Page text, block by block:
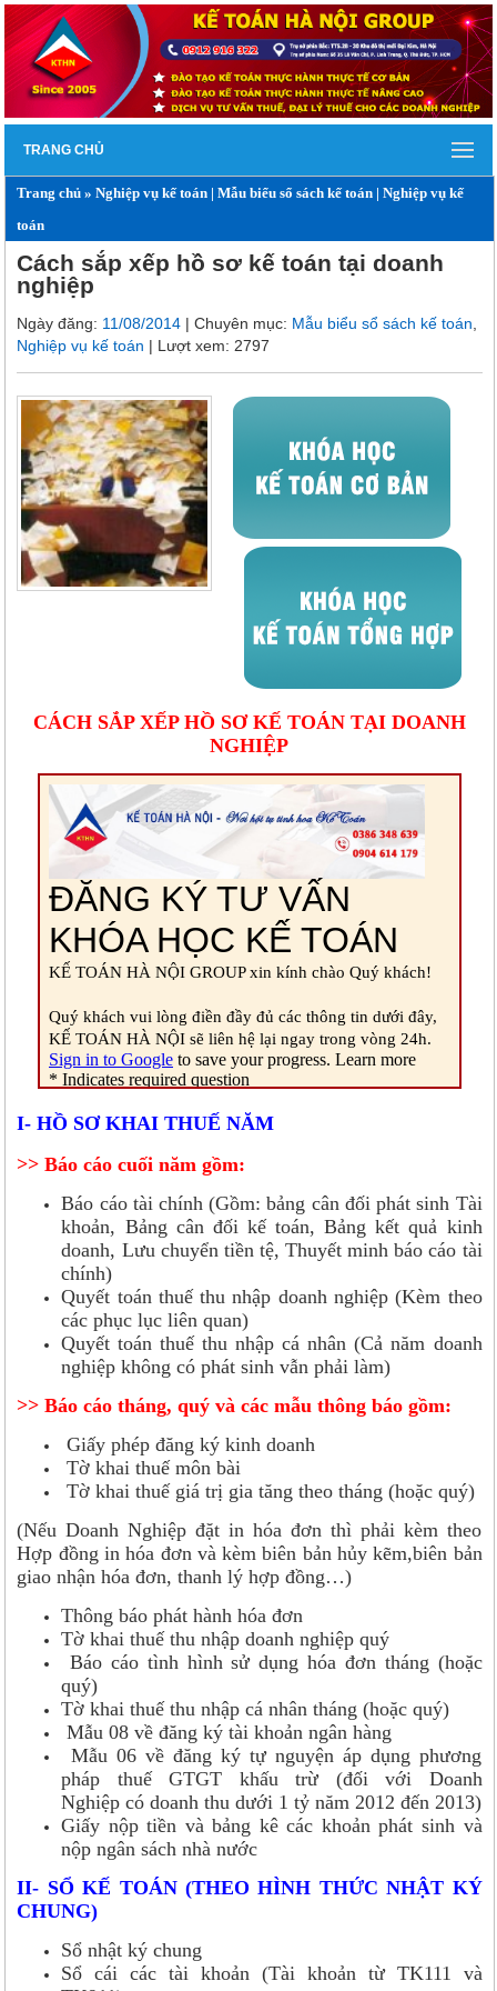
TRANG CHỦ
Trang chủ »Nghiệp vụ kế toán |Mẫu biểu sổ sách kế toán |Nghiệp vụ kế
toán
Cách sắp xếp hồ sơ kế toán tại doanh
nghiệp
Ngày đăng: 11/08/2014 | Chuyên mục: Mẫu biểu sổ sách kế toán
Nghiệp vụ kế toán | Lượt xem: 2797
CÁCH SẮP XẾP HỒ SƠ KẾ TOÁN TẠI DOANH
NGHIỆP
​I- HỒ SƠ KHAI THUẾ NĂM
>> Báo cáo cuối năm gồm:
Báo cáo tài chính (Gồm: bảng cân đối phát sinh Tài
khoản, Bảng cân đối kế toán, Bảng kết quả kinh
doanh, Lưu chuyển tiền tệ, Thuyết minh báo cáo tài
chính)
Quyết toán thuế thu nhập doanh nghiệp (Kèm theo
các phục lục liên quan)
Quyết toán thuế thu nhập cá nhân (Cả năm doanh
nghiệp không có phát sinh vẫn phải làm)
>> Báo cáo tháng, quý và các mẫu thông báo gồm:
Giấy phép đăng ký kinh doanh
Tờ khai thuế môn bài
Tờ khai thuế giá trị gia tăng theo tháng (hoặc quý)
(Nếu Doanh Nghiệp đặt in hóa đơn thì phải kèm theo
Hợp đồng in hóa đơn và kèm biên bản hủy kẽm,biên bản
giao nhận hóa đơn, thanh lý hợp đồng…)
Thông báo phát hành hóa đơn
Tờ khai thuế thu nhập doanh nghiệp quý
Báo cáo tình hình sử dụng hóa đơn tháng (hoặc
quý)
Tờ khai thuế thu nhập cá nhân tháng (hoặc quý)
Mẫu 08 về đăng ký tài khoản ngân hàng
Mẫu 06 về đăng ký tự nguyện áp dụng phương
pháp thuế GTGT khấu trừ (đối với Doanh
Nghiệp có doanh thu dưới 1 tỷ năm 2012 đến 2013)
Giấy nộp tiền và bảng kê các khoản phát sinh và
nộp ngân sách nhà nước
II- SỔ KẾ TOÁN (THEO HÌNH THỨC NHẬT KÝ
CHUNG)
Sổ nhật ký chung
Sổ cái các tài khoản (Tài khoản từ TK111 và